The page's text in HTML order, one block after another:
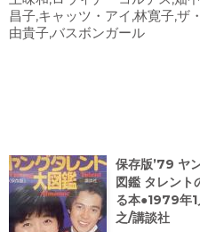
昌子,キャッツ・アイ,林寛子,ザ
由貴子,バスボンガール
保存版’79 ヤ
図鑑 タレント
る本●1979年
之/講談社